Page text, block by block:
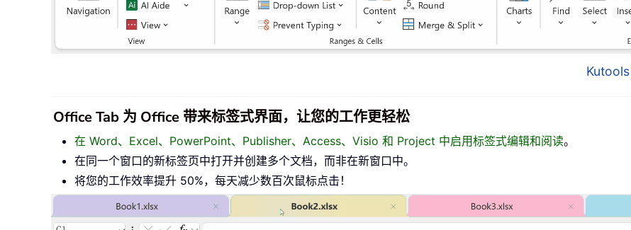
Office Tab 为 Office 带来标签式界面，让您的工作更轻松
在 Word、Excel、PowerPoint、Publisher、Access、Visio 和 Project 中启用标签式编辑和阅读。
在同一个窗口的新标签页中打开并创建多个文档，而非在新窗口中。
将您的工作效率提升 50%，每天减少数百次鼠标点击！